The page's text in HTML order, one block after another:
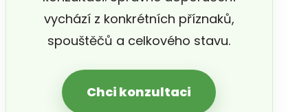
vychází z konkrétních příznaků,
spouštěčů a celkového stavu.
Chci konzultaci